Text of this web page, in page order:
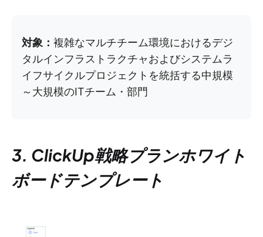
対象： 複雑なマルチチーム環境におけるデジ
タルインフラストラクチャおよびシステムラ
イフサイクルプロジェクトを統括する中規模
～大規模のITチーム・部門
3. ClickUp戦略プランホワイト
ボードテンプレート